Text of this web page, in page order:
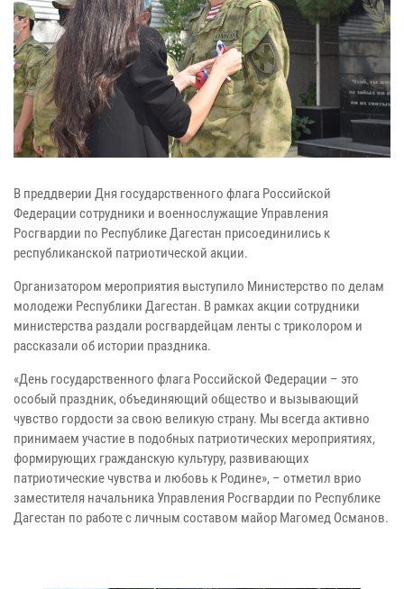
В преддверии Дня государственного флага Российской
Федерации сотрудники и военнослужащие Управления
Росгвардии по Республике Дагестан присоединились к
республиканской патриотической акции.
Организатором мероприятия выступило Министерство по делам
молодежи Республики Дагестан. В рамках акции сотрудники
министерства раздали росгвардейцам ленты с триколором и
рассказали об истории праздника.
«День государственного флага Российской Федерации – это
особый праздник, объединяющий общество и вызывающий
чувство гордости за свою великую страну. Мы всегда активно
принимаем участие в подобных патриотических мероприятиях,
формирующих гражданскую культуру, развивающих
патриотические чувства и любовь к Родине», – отметил врио
заместителя начальника Управления Росгвардии по Республике
Дагестан по работе с личным составом майор Магомед Османов.